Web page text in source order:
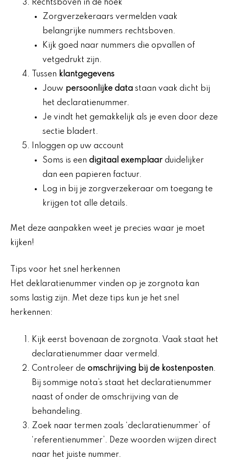
Rechtsboven in de hoek
Zorgverzekeraars vermelden vaak
belangrijke nummers rechtsboven.
Kijk goed naar nummers die opvallen of
vetgedrukt zijn.
Tussen klantgegevens
Jouw persoonlijke data staan vaak dicht bij
het declaratienummer.
Je vindt het gemakkelijk als je even door deze
sectie bladert.
Inloggen op uw account
Soms is een digitaal exemplaar duidelijker
dan een papieren factuur.
Log in bij je zorgverzekeraar om toegang te
krijgen tot alle details.
Met deze aanpakken weet je precies waar je moet
kijken!
Tips voor het snel herkennen
Het deklaratienummer vinden op je zorgnota kan
soms lastig zijn. Met deze tips kun je het snel
herkennen:
Kijk eerst bovenaan de zorgnota. Vaak staat het
declaratienummer daar vermeld.
Controleer de omschrijving bij de kostenposten.
Bij sommige nota’s staat het declaratienummer
naast of onder de omschrijving van de
behandeling.
Zoek naar termen zoals ‘declaratienummer’ of
‘referentienummer’. Deze woorden wijzen direct
naar het juiste nummer.